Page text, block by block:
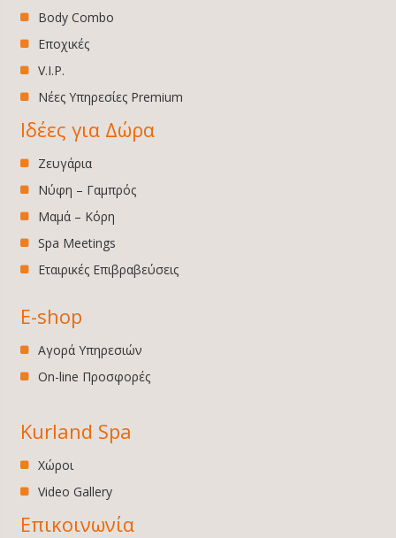
Body Combo
Εποχικές
V.I.P.
Νέες Υπηρεσίες Premium
Ιδέες για Δώρα
Ζευγάρια
Νύφη – Γαμπρός
Μαμά – Κόρη
Spa Meetings
Εταιρικές Επιβραβεύσεις
E-shop
Αγορά Υπηρεσιών
On-line Προσφορές
Kurland Spa
Χώροι
Video Gallery
Επικοινωνία